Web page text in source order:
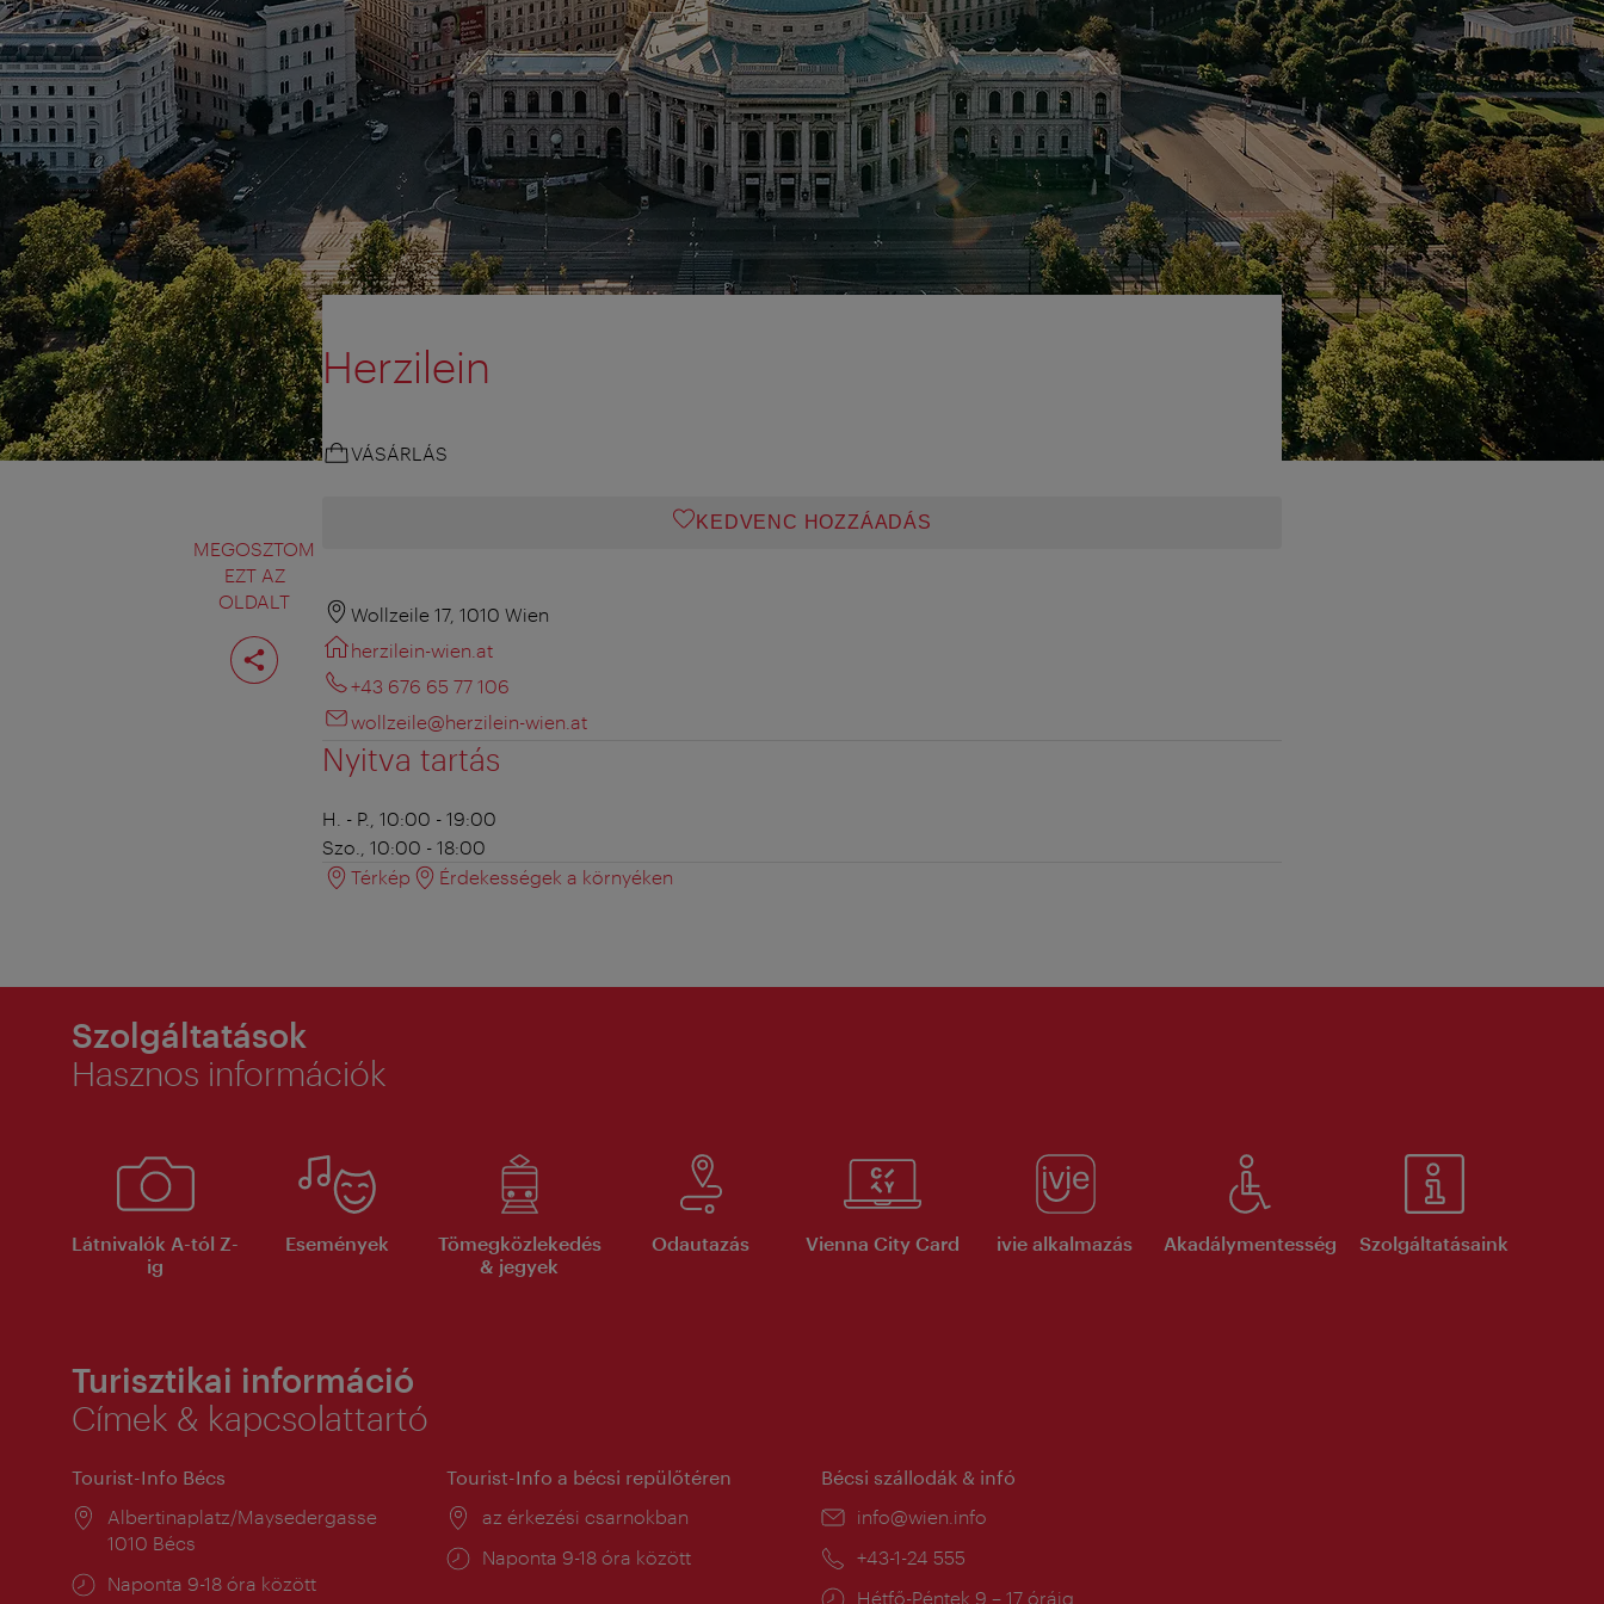
MEGOSZTOM
EZT AZ
OLDALT
Oldal
megosztása
Herzilein
VÁSÁRLÁS
KEDVENC HOZZÁADÁS
Wollzeile 17, 1010 Wien
herzilein-wien.at
+43 676 65 77 106
wollzeile@herzilein-wien.at
Nyitva tartás
H. - P., 10:00 - 19:00
Szo., 10:00 - 18:00
Térkép
Érdekességek a környéken
Szolgáltatások
Hasznos információk
Látnivalók A-tól Z-
ig
Események
Tömegközlekedés
& jegyek
Odautazás Vienna City Card ivie alkalmazás Akadálymentesség Szolgáltatásaink
Turisztikai információ
Címek & kapcsolattartó
Tourist-Info Bécs
Helyszín:
Albertinaplatz/Maysedergasse
1010 Bécs
Nyitva
Naponta 9-18 óra között
Tourist-Info a bécsi repülőtéren
Helyszín:
az érkezési csarnokban
Nyitva
Naponta 9-18 óra között
Bécsi szállodák & infó
E-
info@wien.info
Telefon:
+43-1-24 555
Nyitva
Hétfő-Péntek 9 – 17 óráig